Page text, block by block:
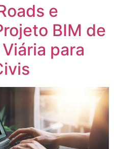
e
BIM de
para